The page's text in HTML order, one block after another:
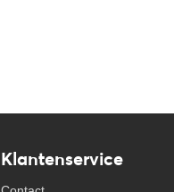
Klantenservice